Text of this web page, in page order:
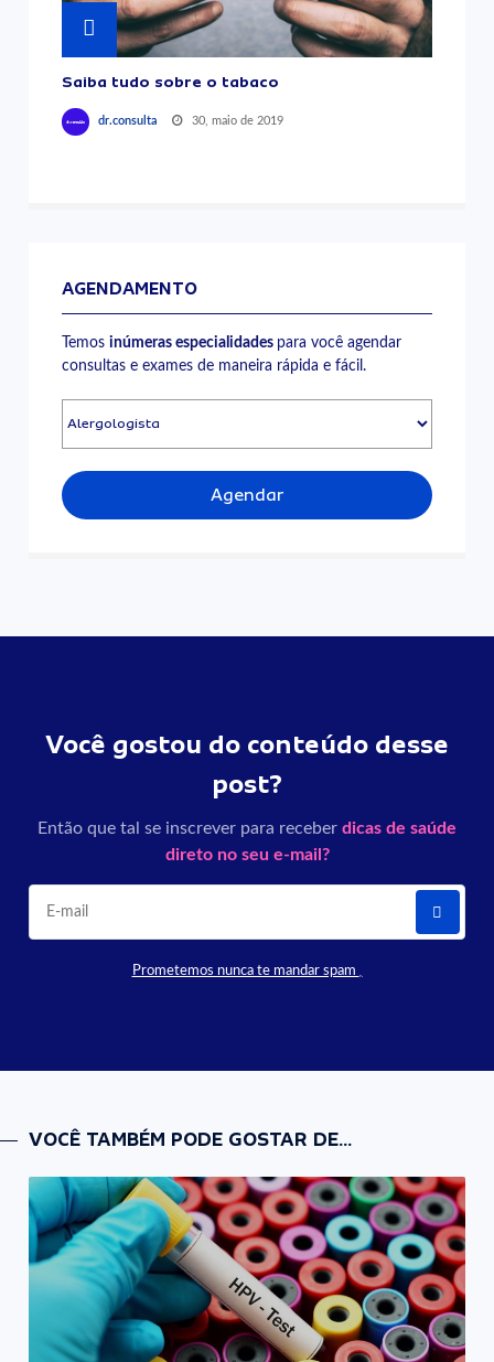
Saiba tudo sobre o tabaco
dr.consulta 30, maio de 2019
AGENDAMENTO
Temosinúmeras especialidades para você agendar
consultas e exames de maneira rápida e fácil.
Agendar
Você gostou do conteúdo desse
post?
Então que tal se inscrever para receber dicas de saúde
direto no seu e-mail?
Prometemos nunca te mandar spam
VOCÊ TAMBÉM PODE GOSTAR DE...